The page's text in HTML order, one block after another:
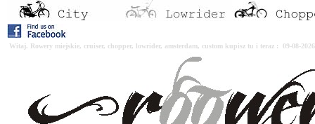
Witaj. Rowery miejskie, cruiser, chopper, lowrider, amsterdam, custom kupisz tu i teraz : 09-08-